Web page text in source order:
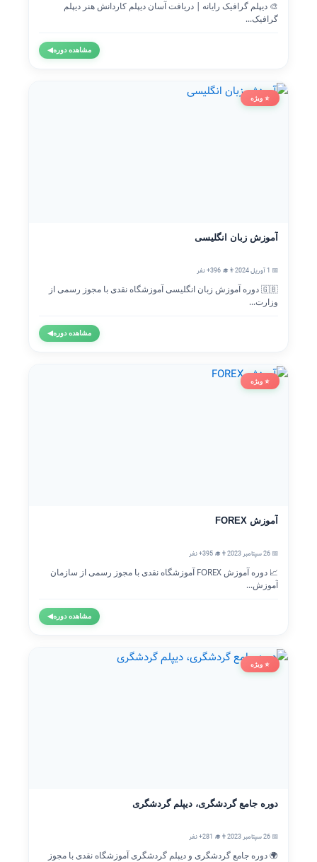
🎨 دیپلم گرافیک رایانه | دریافت آسان دیپلم کاردانش هنر دیپلم
گرافیک...
مشاهده دوره◀
⭐ ویژه
آموزش زبان انگلیسی
📅 1 آوریل 2024
👨‍🎓 396+ نفر
🇬🇧 دوره آموزش زبان انگلیسی آموزشگاه نقدی با مجوز رسمی از
وزارت...
مشاهده دوره◀
⭐ ویژه
آموزش FOREX
📅 26 سپتامبر 2023
👨‍🎓 395+ نفر
📈 دوره آموزش FOREX آموزشگاه نقدی با مجوز رسمی از سازمان
آموزش...
مشاهده دوره◀
⭐ ویژه
دوره جامع گردشگری، دیپلم گردشگری
📅 26 سپتامبر 2023
👨‍🎓 281+ نفر
🌍 دوره جامع گردشگری و دیپلم گردشگری آموزشگاه نقدی با مجوز